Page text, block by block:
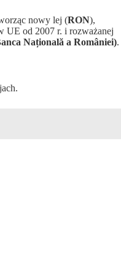
nowy lej (RON),
UE od 2007 r. i rozważanej
Națională a României).